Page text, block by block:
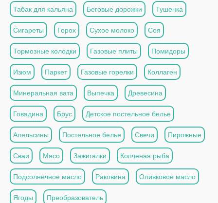
Табак для кальяна Беговые дорожки Тушенка
Сигареты Горох Сухое молоко Соя
Тормозные колодки Газовые плиты Помидоры
Изюм Паркет Газовые горелки Коллаген
Минеральная вата Выпечка Древесина
Говядина Брус Детское постельное белье
Апельсины Постельное белье Свечи Пирожные
Сваи Мясо Зажигалки Копченая рыба
Подсолнечное масло Раковина Оливковое масло
Ягоды Преобразователь